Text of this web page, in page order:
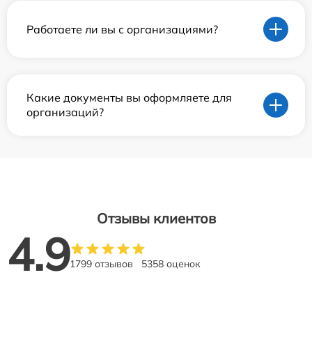
Работаете ли вы с организациями?
Какие документы вы оформляете для
организаций?
Отзывы клиентов
4.91799 отзывов 5358 оценок